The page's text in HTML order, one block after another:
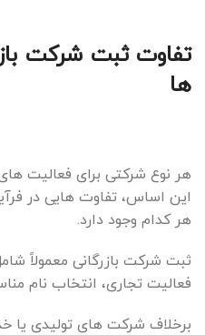
تفاوت ثبت شرکت
ها
هر نوع شرکتی برای فعالیت
این اساس، تفاوت هایی در
هر کدام وجود دارد.
ثبت شرکت بازرگانی معمولاً
فعالیت تجاری، انتخاب نام
برخلاف شرکت های تولیدی یا